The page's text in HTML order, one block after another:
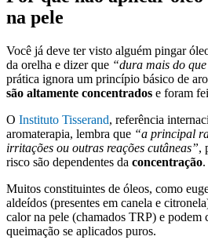
na pele
Você já deve ter visto alguém pingar
da orelha e dizer que “dura mais do
prática ignora um princípio básico de
são altamente concentrados e foram
O Instituto Tisserand, referência
aromaterapia, lembra que “a principal
irritações ou outras reações cutâneas”,
risco são dependentes da concentração.
Muitos constituintes de óleos, como
aldeídos (presentes em canela e
calor na pele (chamados TRP) e podem
queimação se aplicados puros.